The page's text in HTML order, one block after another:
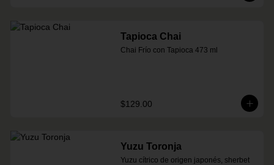
Tapioca Chai
Chai Frío con Tapioca 473 ml
$129.00
Yuzu Toronja
Yuzu cítrico de origen japonés, sherbet